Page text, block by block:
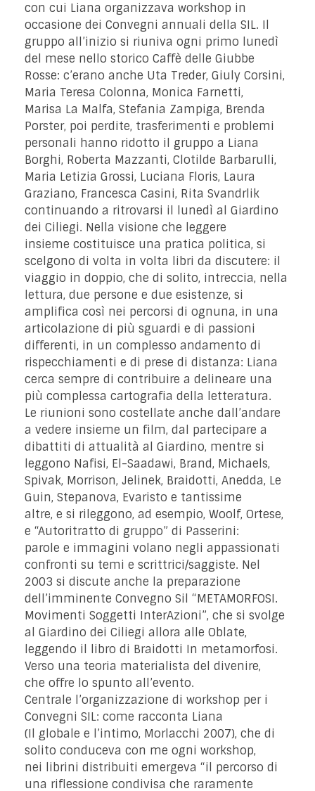
con cui Liana organizzava workshop in
occasione dei Convegni annuali della SIL. Il
gruppo all’inizio si riuniva ogni primo lunedì
del mese nello storico Caffè delle Giubbe
Rosse: c’erano anche Uta Treder, Giuly Corsini,
Maria Teresa Colonna, Monica Farnetti,
Marisa La Malfa, Stefania Zampiga, Brenda
Porster, poi perdite, trasferimenti e problemi
personali hanno ridotto il gruppo a Liana
Borghi, Roberta Mazzanti, Clotilde Barbarulli,
Maria Letizia Grossi, Luciana Floris, Laura
Graziano, Francesca Casini, Rita Svandrlik
continuando a ritrovarsi il lunedì al Giardino
dei Ciliegi. Nella visione che leggere
insieme costituisce una pratica politica, si
scelgono di volta in volta libri da discutere: il
viaggio in doppio, che di solito, intreccia, nella
lettura, due persone e due esistenze, si
amplifica così nei percorsi di ognuna, in una
articolazione di più sguardi e di passioni
differenti, in un complesso andamento di
rispecchiamenti e di prese di distanza: Liana
cerca sempre di contribuire a delineare una
più complessa cartografia della letteratura.
Le riunioni sono costellate anche dall’andare
a vedere insieme un film, dal partecipare a
dibattiti di attualità al Giardino, mentre si
leggono Nafisi, El-Saadawi, Brand, Michaels,
Spivak, Morrison, Jelinek, Braidotti, Anedda, Le
Guin, Stepanova, Evaristo e tantissime
altre, e si rileggono, ad esempio, Woolf, Ortese,
e “Autoritratto di gruppo” di Passerini:
parole e immagini volano negli appassionati
confronti su temi e scrittrici/saggiste. Nel
2003 si discute anche la preparazione
dell’imminente Convegno Sil “METAMORFOSI.
Movimenti Soggetti InterAzioni”, che si svolge
al Giardino dei Ciliegi allora alle Oblate,
leggendo il libro di Braidotti In metamorfosi.
Verso una teoria materialista del divenire,
che offre lo spunto all’evento.
Centrale l’organizzazione di workshop per i
Convegni SIL: come racconta Liana
(Il globale e l’intimo, Morlacchi 2007), che di
solito conduceva con me ogni workshop,
nei librini distribuiti emergeva “il percorso di
una riflessione condivisa che raramente